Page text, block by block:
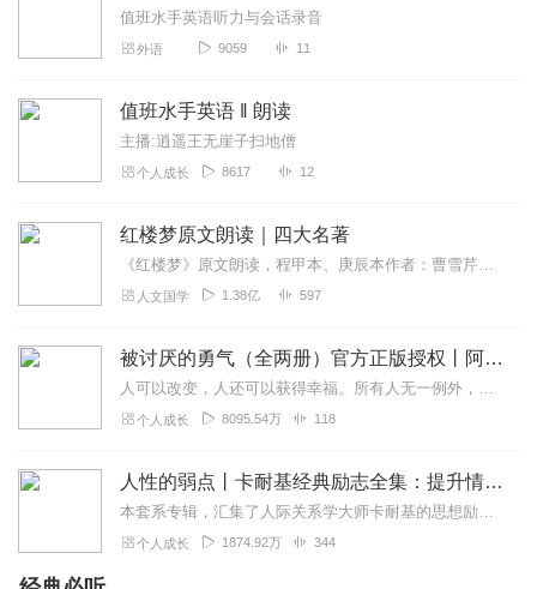
值班水手英语听力与会话录音
外语 9059 11
值班水手英语 ‖ 朗读
主播:逍遥王无崖子扫地僧
个人成长 8617 12
红楼梦原文朗读｜四大名著
《红楼梦》原文朗读，程甲本、庚辰本作者：曹雪芹，朗读：白云出岫、蓝色百合《红楼梦》程甲本和庚辰本是该书两大重要版本。程甲本由程伟元和高鹗于乾隆五十六年（1791...
人文国学 1.38亿 597
被讨厌的勇气（全两册）官方正版授权丨阿德勒心理学畅销经典｜幸福的勇气
人可以改变，人还可以获得幸福。所有人无一例外，都能如此。——阿德勒心理学一名深陷自卑、无能与不幸福的青年，听到了一名哲人主张的“世界无比单纯，人人都能幸福”便来...
个人成长 8095.54万 118
人性的弱点丨卡耐基经典励志全集：提升情商和沟通技巧
本套系专辑，汇集了人际关系学大师卡耐基的思想励志精华，收录《人性的弱点》《人性的优点》《语言的突破》《美好的人生》《快乐的人生》等所有经典！是卡耐基的经典合辑，...
个人成长 1874.92万 344